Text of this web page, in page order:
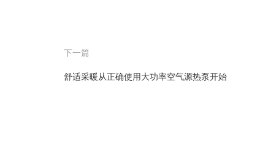
下一篇
舒适采暖从正确使用大功率空气源热泵开始